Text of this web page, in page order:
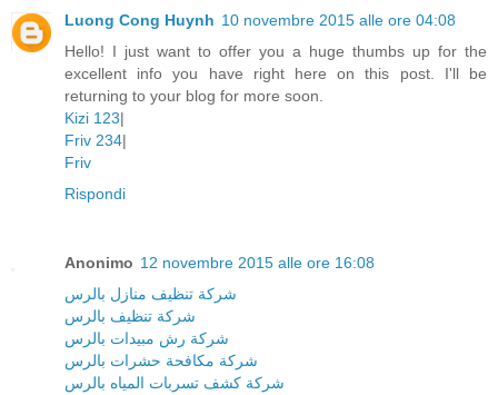
Luong Cong Huynh 10 novembre 2015 alle ore 04:08
Hello! I just want to offer you a huge thumbs up for the
excellent info you have right here on this post. I'll be
returning to your blog for more soon.
Kizi 123|
Friv 234|
Friv
Rispondi
Anonimo 12 novembre 2015 alle ore 16:08
شركة تنظيف منازل بالرس
شركة تنظيف بالرس
شركة رش مبيدات بالرس
شركة مكافحة حشرات بالرس
شركة كشف تسربات المياه بالرس